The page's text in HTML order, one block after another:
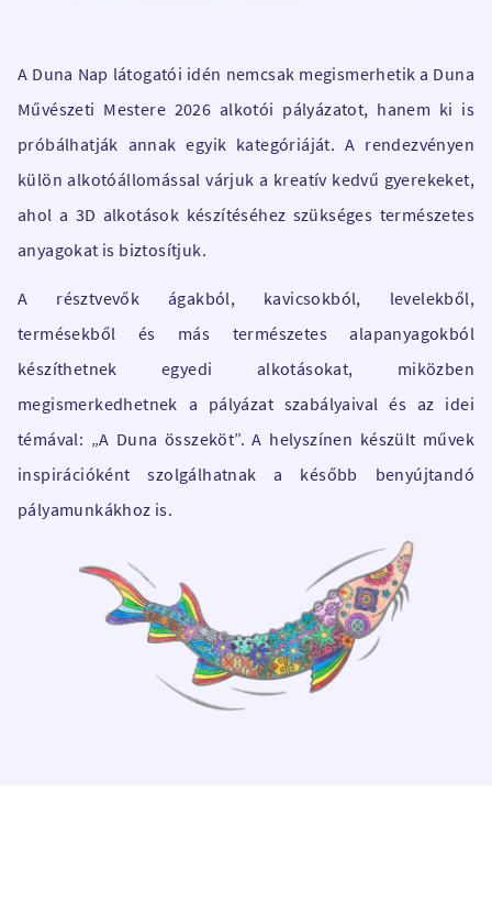
A Duna Nap látogatói idén nemcsak megismerhetik a Duna
Művészeti Mestere 2026 alkotói pályázatot, hanem ki is
próbálhatják annak egyik kategóriáját. A rendezvényen
külön alkotóállomással várjuk a kreatív kedvű gyerekeket,
ahol a 3D alkotások készítéséhez szükséges természetes
anyagokat is biztosítjuk.
A résztvevők ágakból, kavicsokból, levelekből,
termésekből és más természetes alapanyagokból
készíthetnek egyedi alkotásokat, miközben
megismerkedhetnek a pályázat szabályaival és az idei
témával: „A Duna összeköt”. A helyszínen készült művek
inspirációként szolgálhatnak a később benyújtandó
pályamunkákhoz is.